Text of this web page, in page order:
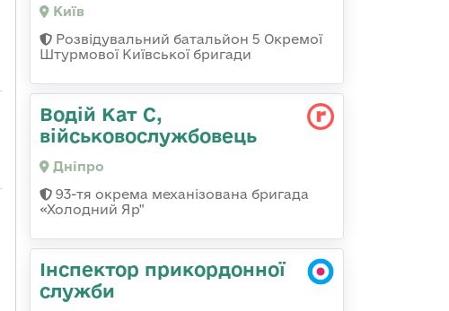
Київ
Розвідувальний батальйон 5 Окремої
Штурмової Київської бригади
Водій Кат С,
військовослужбовець
Дніпро
93-тя окрема механізована бригада
«Холодний Яр"
Інспектор прикордонної
служби